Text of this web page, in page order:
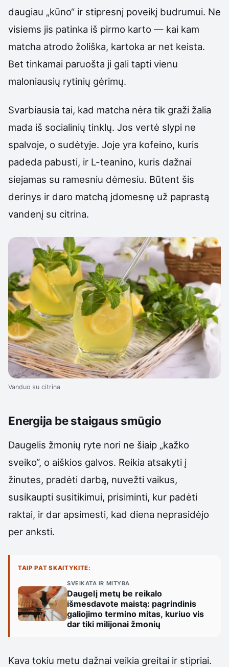
daugiau „kūno“ ir stipresnį poveikį budrumui. Ne
visiems jis patinka iš pirmo karto — kai kam
matcha atrodo žoliška, kartoka ar net keista.
Bet tinkamai paruošta ji gali tapti vienu
maloniausių rytinių gėrimų.
Svarbiausia tai, kad matcha nėra tik graži žalia
mada iš socialinių tinklų. Jos vertė slypi ne
spalvoje, o sudėtyje. Joje yra kofeino, kuris
padeda pabusti, ir L-teanino, kuris dažnai
siejamas su ramesniu dėmesiu. Būtent šis
derinys ir daro matchą įdomesnę už paprastą
vandenį su citrina.
Vanduo su citrina
Energija be staigaus smūgio
Daugelis žmonių ryte nori ne šiaip „kažko
sveiko“, o aiškios galvos. Reikia atsakyti į
žinutes, pradėti darbą, nuvežti vaikus,
susikaupti susitikimui, prisiminti, kur padėti
raktai, ir dar apsimesti, kad diena neprasidėjo
per anksti.
TAIP PAT SKAITYKITE:
SVEIKATA IR MITYBA
Daugelį metų be reikalo
išmesdavote maistą: pagrindinis
galiojimo termino mitas, kuriuo vis
dar tiki milijonai žmonių
Kava tokiu metu dažnai veikia greitai ir stipriai.